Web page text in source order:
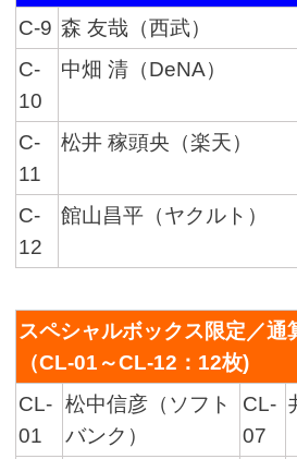
C-9 森 友哉（西武）
C-
10
中畑 清（DeNA）
C-
11
松井 稼頭央（楽天）
C-
12
館山昌平（ヤクルト）
スペシャルボックス限定／通
（CL-01～CL-12：12枚)
CL-
01
松中信彦（ソフト
バンク）
CL-
07